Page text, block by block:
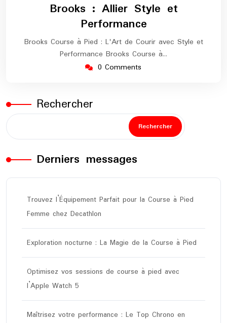
Brooks : Allier Style et
Performance
Brooks Course à Pied : L'Art de Courir avec Style et
Performance Brooks Course à…
0 Comments
Rechercher
Rechercher
Derniers messages
Trouvez l’Équipement Parfait pour la Course à Pied
Femme chez Decathlon
Exploration nocturne : La Magie de la Course à Pied
Optimisez vos sessions de course à pied avec
l’Apple Watch 5
Maîtrisez votre performance : Le Top Chrono en